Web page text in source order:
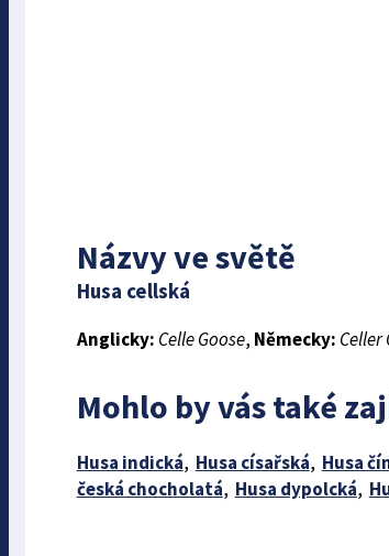
Názvy ve světě
Husa cellská
Anglicky: Celle Goose, Německy: Celler
Mohlo by vás také
Husa indická, Husa císařská, Husa
česká chocholatá, Husa dypolcká,